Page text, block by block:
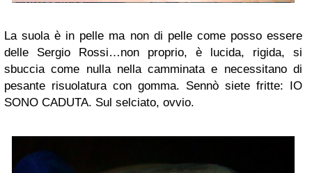
La suola è in pelle ma non di pelle come posso essere
delle Sergio Rossi…non proprio, è lucida, rigida, si
sbuccia come nulla nella camminata e necessitano di
pesante risuolatura con gomma. Sennò siete fritte: IO
SONO CADUTA. Sul selciato, ovvio.